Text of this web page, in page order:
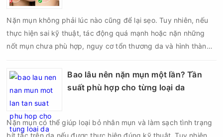
Nặn mụn không phải lúc nào cũng để lại sẹo. Tuy nhiên, nếu
thực hiện sai kỹ thuật, tác động quá mạnh hoặc nặn những
nốt mụn chưa phù hợp, nguy cơ tổn thương da và hình thành
hoặc mụn nang nằm sâu dưới da, việc cố gắng lấy nhân bằng
tay có thể làm tổn thương cấu trúc da thay vì giúp mụn nhanh
chứng?
Bao lâu nên nặn mụn một lần? Tần
suất phù hợp cho từng loại da
Nặn mụn có thể giúp loại bỏ nhân mụn và làm sạch tình trạng
bít tắc trên da nếu được thực hiện đúng kỹ thuật. Tuy nhiên,